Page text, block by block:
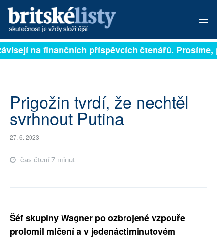
PŘIHLÁSIT
ARCHIV
ROZHOVORY
TÉMATA
NEJČTENĚJŠÍ ZA 7 DNÍ
SOCIÁLNÍ SÍTĚ
na finančních příspěvcích čtenářů. Prosíme,
Prigožin tvrdí, že nechtěl
svrhnout Putina
27. 6. 2023
čas čtení 7 minut
Šéf skupiny Wagner po ozbrojené vzpouře
prolomil mlčení a v jedenáctiminutovém